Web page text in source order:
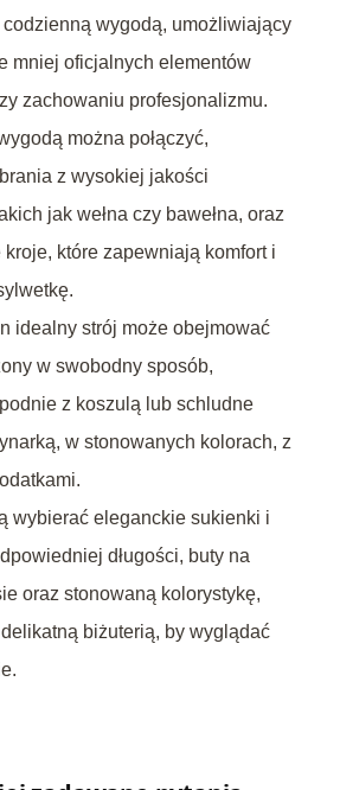
wygodą, umożliwiający
mniej oficjalnych elementów
zachowaniu profesjonalizmu.
można połączyć,
z wysokiej jakości
jak wełna czy bawełna, oraz
które zapewniają komfort i
idealny strój może obejmować
w swobodny sposób,
z koszulą lub schludne
w stonowanych kolorach, z
wybierać eleganckie sukienki i
długości, buty na
oraz stonowaną kolorystykę,
delikatną biżuterią, by wyglądać